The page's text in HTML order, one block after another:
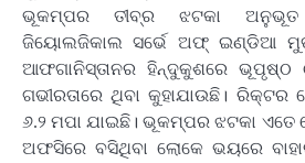
ଭୂକମ୍ପର ତୀବ୍ର ଝଟକା ଅନୁଭୂତ
ଜିୟୋଲଜିକାଲ ସର୍ଭେ ଅଫ୍ ଇଣ୍ଡିଆ
ଆଫଗାନିସ୍ତାନର ହିନ୍ଦୁକୁଶରେ ଭୂପୃଷ୍ଠ
ଗଭୀରତାରେ ଥିବା କୁହାଯାଉଛି। ରିକ୍ଟର
୬.୨ ମପା ଯାଇଛି। ଭୂକମ୍ପର ଝଟକା ଏତେ
ଅଫସିରେ ବସିଥିବା ଲୋକେ ଭୟରେ